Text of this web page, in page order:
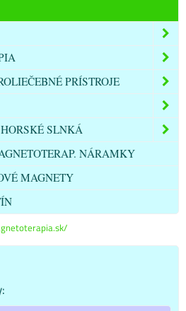
PRÍSTROJE
SLNKÁ
NÁRAMKY
MAGNETY